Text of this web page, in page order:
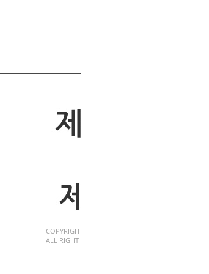
COPYRIGHT(C).
ALL RIGHT RESERVED.